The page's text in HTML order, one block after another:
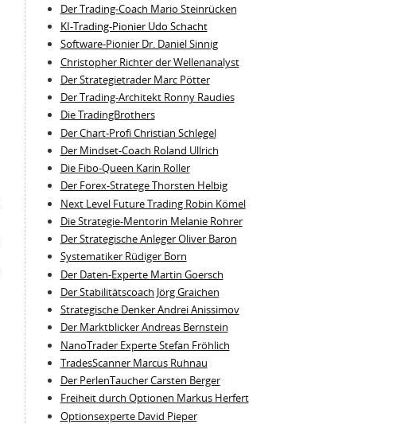
Der Trading-Coach Mario Steinrücken
KI-Trading-Pionier Udo Schacht
Software-Pionier Dr. Daniel Sinnig
Christopher Richter der Wellenanalyst
Der Strategietrader Marc Pötter
Der Trading-Architekt Ronny Raudies
Die TradingBrothers
Der Chart-Profi Christian Schlegel
Der Mindset-Coach Roland Ullrich
Die Fibo-Queen Karin Roller
Der Forex-Stratege Thorsten Helbig
Next Level Future Trading Robin Kömel
Die Strategie-Mentorin Melanie Rohrer
Der Strategische Anleger Oliver Baron
Systematiker Rüdiger Born
Der Daten-Experte Martin Goersch
Der Stabilitätscoach Jörg Graichen
Strategische Denker Andrei Anissimov
Der Marktblicker Andreas Bernstein
NanoTrader Experte Stefan Fröhlich
TradesScanner Marcus Ruhnau
Der PerlenTaucher Carsten Berger
Freiheit durch Optionen Markus Herfert
Optionsexperte David Pieper